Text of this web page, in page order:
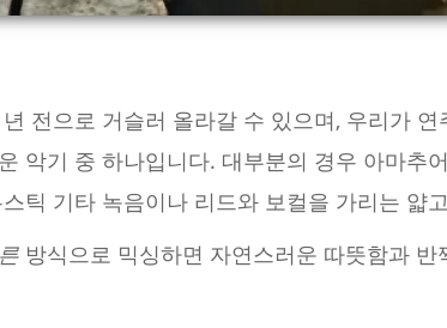
전으로 거슬러 올라갈 수 있으며, 우리가
악기 중 하나입니다. 대부분의 경우 아마추
틱 기타 녹음이나 리드와 보컬을 가리는 얇
방식으로 믹싱하면 자연스러운 따뜻함과